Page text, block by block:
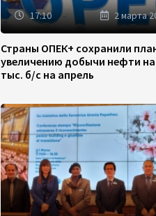
17:10 2 марта
Страны ОПЕК+ сохранили
увеличению добычи нефти на
тыс. б/с на апрель